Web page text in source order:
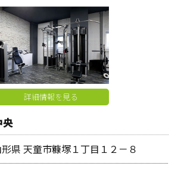
詳細情報を見る
央
県 天童市糠塚１丁目１２－８